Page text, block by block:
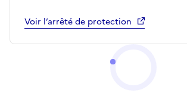
Voir l’arrêté de protection